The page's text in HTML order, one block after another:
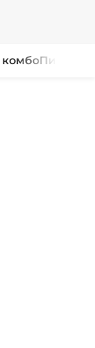
комбоПироги